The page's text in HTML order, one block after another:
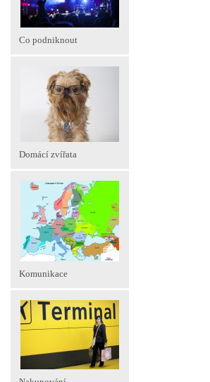
Co podniknout
Domácí zvířata
Komunikace